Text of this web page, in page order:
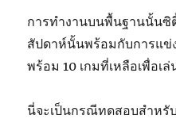
การทำงานบนพื้นฐานนั้นซิ
สัปดาห์นั้นพร้อมกับการแข่
พร้อม 10 เกมที่เหลือเพื่อเ
นี่จะเป็นกรณีทดสอบสำหรั